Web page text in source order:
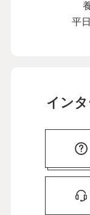
平
イン